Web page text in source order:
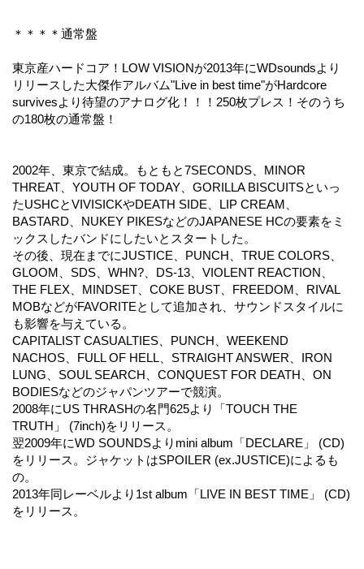
＊＊＊＊通常盤
東京産ハードコア！LOW VISIONが2013年にWDsoundsより
リリースした大傑作アルバム"Live in best time"がHardcore
survivesより待望のアナログ化！！！250枚プレス！そのうち
の180枚の通常盤！
2002年、東京で結成。もともと7SECONDS、MINOR
THREAT、YOUTH OF TODAY、GORILLA BISCUITSといっ
たUSHCとVIVISICKやDEATH SIDE、LIP CREAM、
BASTARD、NUKEY PIKESなどのJAPANESE HCの要素をミ
ックスしたバンドにしたいとスタートした。
その後、現在までにJUSTICE、PUNCH、TRUE COLORS、
GLOOM、SDS、WHN?、DS-13、VIOLENT REACTION、
THE FLEX、MINDSET、COKE BUST、FREEDOM、RIVAL
MOBなどがFAVORITEとして追加され、サウンドスタイルに
も影響を与えている。
CAPITALIST CASUALTIES、PUNCH、WEEKEND
NACHOS、FULL OF HELL、STRAIGHT ANSWER、IRON
LUNG、SOUL SEARCH、CONQUEST FOR DEATH、ON
BODIESなどのジャパンツアーで競演。
2008年にUS THRASHの名門625より「TOUCH THE
TRUTH」 (7inch)をリリース。
翌2009年にWD SOUNDSよりmini album「DECLARE」 (CD)
をリリース。ジャケットはSPOILER (ex.JUSTICE)によるも
の。
2013年同レーベルより1st album「LIVE IN BEST TIME」 (CD)
をリリース。